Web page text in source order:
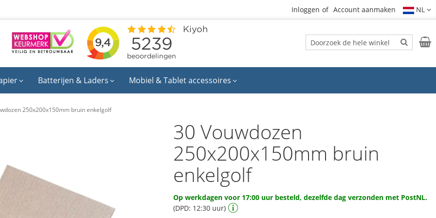
Inloggen Account aanmaken NL
Zoek
Zoek
Batterijen & Laders Mobiel & Tablet accessoires
250x200x150mm bruin enkelgolf
30 Vouwdozen
250x200x150mm bruin
enkelgolf
Op werkdagen voor 17:00 uur besteld, dezelfde dag verzonden met PostNL.
(DPD: 12:30 uur)